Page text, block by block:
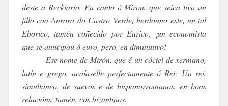
deste a Reckiario. En canto ó Miron, que seica tivo un
fillo coa Aurora do Castro Verde, herdouno este, un tal
Eborico, tamén coñecido por Eurico, ¡un economista
que se anticipou ó euro, pero, en diminutivo!
Ese nome de Mirón, que é un cóctel de xermano,
latín e grego, acaíaselle perfectamente ó Rei: Un rei,
simultáneo, de suevos e de hispanorromanos, en boas
relacións, tamén, cos bizantinos.